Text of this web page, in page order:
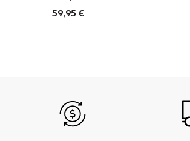
59,95 €